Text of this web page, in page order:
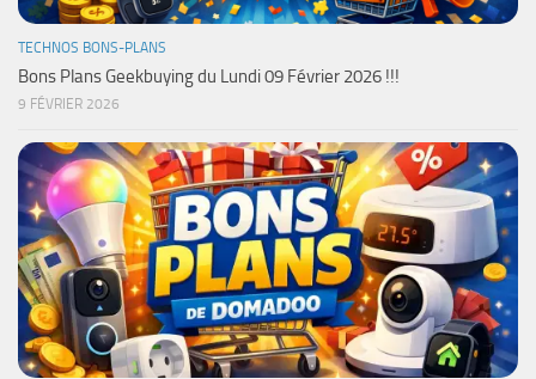
TECHNOS BONS-PLANS
Bons Plans Geekbuying du Lundi 09 Février 2026 !!!
9 FÉVRIER 2026